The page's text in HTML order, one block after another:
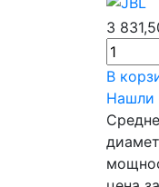
3
В
Нашли